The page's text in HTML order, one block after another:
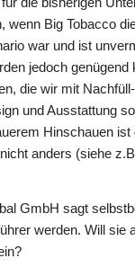
wenn Big Tobacco
war und ist
jedoch genügend
die wir mit
und Ausstattung
Hinschauen
anders (siehe
GmbH sagt
werden. Will sie